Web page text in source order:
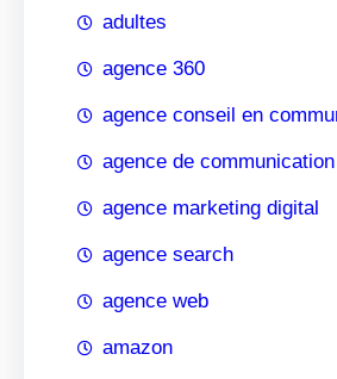
adultes
agence 360
agence conseil en
agence de communication
agence marketing digital
agence search
agence web
amazon